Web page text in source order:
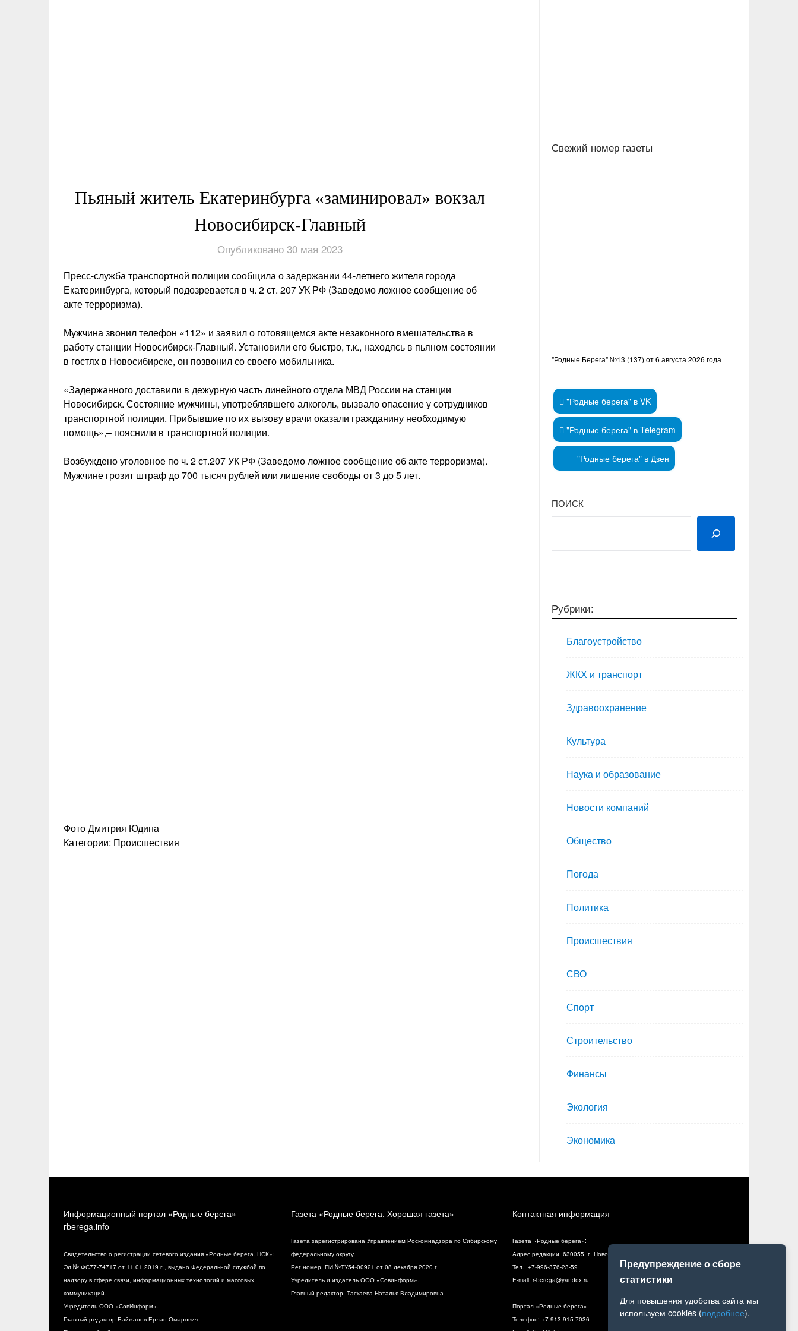
Пьяный житель Екатеринбурга «заминировал» вокзал
Новосибирск-Главный
Опубликовано 30 мая 2023
Пресс-служба транспортной полиции сообщила о задержании 44-летнего жителя города
Екатеринбурга, который подозревается в ч. 2 ст. 207 УК РФ (Заведомо ложное сообщение об
акте терроризма).
Мужчина звонил телефон «112» и заявил о готовящемся акте незаконного вмешательства в
работу станции Новосибирск-Главный. Установили его быстро, т.к., находясь в пьяном состоянии
в гостях в Новосибирске, он позвонил со своего мобильника.
«Задержанного доставили в дежурную часть линейного отдела МВД России на станции
Новосибирск. Состояние мужчины, употреблявшего алкоголь, вызвало опасение у сотрудников
транспортной полиции. Прибывшие по их вызову врачи оказали гражданину необходимую
помощь»,– пояснили в транспортной полиции.
Возбуждено уголовное по ч. 2 ст.207 УК РФ (Заведомо ложное сообщение об акте терроризма).
Мужчине грозит штраф до 700 тысяч рублей или лишение свободы от 3 до 5 лет.
Фото Дмитрия Юдина
Категории: Происшествия
Свежий номер газеты
"Родные Берега" №13 (137) от 6 августа 2026 года
"Родные берега" в VK
"Родные берега" в Telegram
"Родные берега" в Дзен
ПОИСК
Рубрики:
Благоустройство
ЖКХ и транспорт
Здравоохранение
Культура
Наука и образование
Новости компаний
Общество
Погода
Политика
Происшествия
СВО
Спорт
Строительство
Финансы
Экология
Экономика
Информационный портал «Родные берега»
rberega.info
Свидетельство о регистрации сетевого издания «Родные берега. НСК»:
Эл № ФС77-74717 от 11.01.2019 г., выдано Федеральной службой по
надзору в сфере связи, информационных технологий и массовых
коммуникаций.
Учредитель ООО «СовИнформ».
Главный редактор Байжанов Ерлан Омарович
Газета «Родные берега. Хорошая газета»
Газета зарегистрирована Управлением Роскомнадзора по Сибирскому
федеральному округу.
Рег номер: ПИ №ТУ54-00921 от 08 декабря 2020 г.
Учредитель и издатель ООО «Совинформ».
Главный редактор: Таскаева Наталья Владимировна
Контактная информация
Газета «Родные берега»:
Адрес редакции: 630055, г. Новосибирск, ул. Разъездная, 10, оф. 5
Тел.: +7-996-376-23-59
E-mail: r-berega@yandex.ru
Портал «Родные берега»:
Телефон: +7-913-915-7036
Предупреждение о сборе
статистики
Для повышения удобства сайта мы
используем cookies (подробнее).